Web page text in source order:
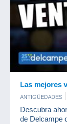
Las mejores
ANTIGÜEDADES
MONEDAS &
Descubra
de Delcampe